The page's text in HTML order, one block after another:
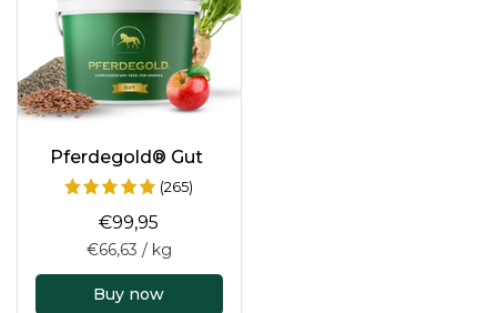
Pferdegold® Gut
(265)
€99,95
€66,63 / kg
Buy now